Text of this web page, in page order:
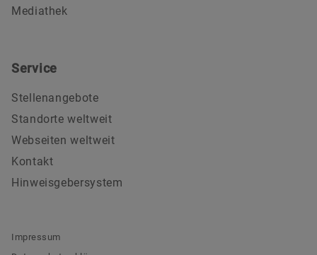
Mediathek
Service
Stellenangebote
Standorte weltweit
Webseiten weltweit
Kontakt
Hinweisgebersystem
Impressum